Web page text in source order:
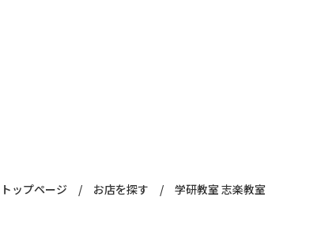
トップページ / お店を探す / 学研教室 志楽教室